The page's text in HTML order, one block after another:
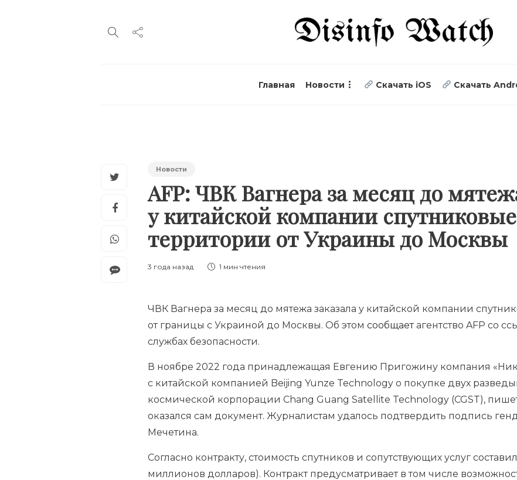
Главная Новости Скачать iOS Скачать
Новости
AFP: ЧВК Вагнера за месяц до
у китайской компании
территории от Украины до Москвы
3 года назад 1 мин чтения
ЧВК Вагнера за месяц до мятежа заказала у китайской компании
от границы с Украиной до Москвы. Об этом сообщаетагентство AFP со
службах безопасности.
В ноябре 2022 года принадлежащая Евгению Пригожину компания
с китайской компанией Beijing Yunze Technology о покупке двух
космической корпорации Chang Guang Satellite Technology (CGST),
оказался сам документ. Журналистам удалось подтвердить подпись
Мечетина.
Согласно контракту, стоимость спутников и сопутствующих услуг
миллионов долларов). Контракт предусматривает в том числе